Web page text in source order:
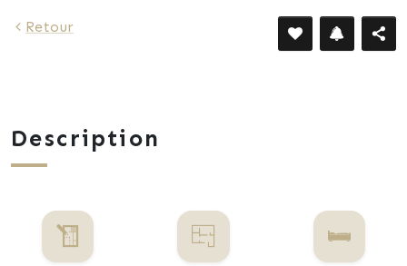
Retour
Description